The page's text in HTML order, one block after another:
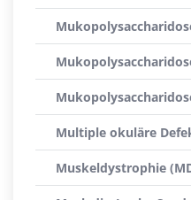
Multiple okuläre
Muskeldystrophie